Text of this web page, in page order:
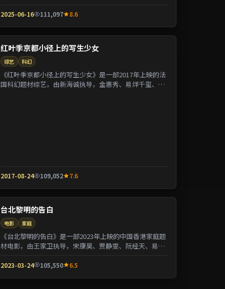
2025-06-16 111,097 8.6
红叶季京都小径上的写生少女
综艺 科幻
《红叶季京都小径上的写生少女》是一部2017年上映的法
国科幻题材综艺，由新海诚执导，金惠秀、易烊千玺、张
2017-08-24 109,052 7.6
台北黎明的告白
电影 家庭
《台北黎明的告白》是一部2023年上映的中国香港家庭题
材电影，由王家卫执导，宋康昊、贾静雯、阮经天、易烊
2023-03-24 105,550 6.5